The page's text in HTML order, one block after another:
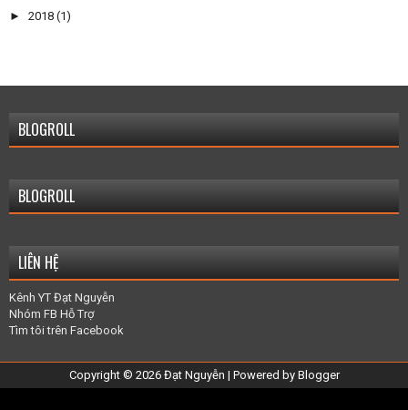
► 2018 (1)
BLOGROLL
BLOGROLL
LIÊN HỆ
Kênh YT Đạt Nguyễn
Nhóm FB Hỗ Trợ
Tìm tôi trên Facebook
Copyright © 2026 Đạt Nguyễn | Powered by Blogger